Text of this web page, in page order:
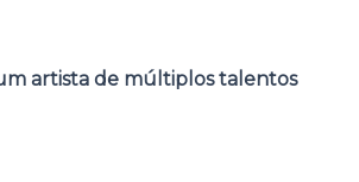
artista de múltiplos talentos